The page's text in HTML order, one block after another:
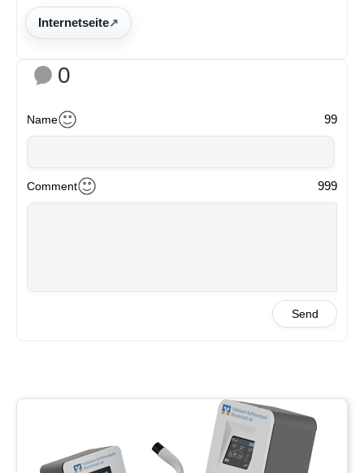
Internetseite
0
Name 99
Comment 999
Send